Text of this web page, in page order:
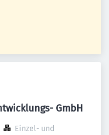
GmbH
Einzel- und